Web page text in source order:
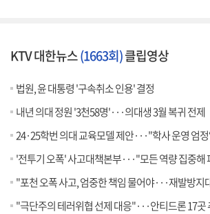
KTV 대한뉴스(1663회)클립영상
법원, 윤 대통령 '구속취소 인용' 결정
내년 의대 정원 '3천58명'···의대생 3월 복귀 전제
24·25학번 의대 교육모델 제안···"학사 운영 엄정“ [뉴스
'전투기 오폭' 사고대책본부···"모든 역량 집중해 피해
"포천 오폭 사고, 엄중한 책임 물어야···재발방지대책
"극단주의 테러위협 선제 대응"···안티드론 17곳 추